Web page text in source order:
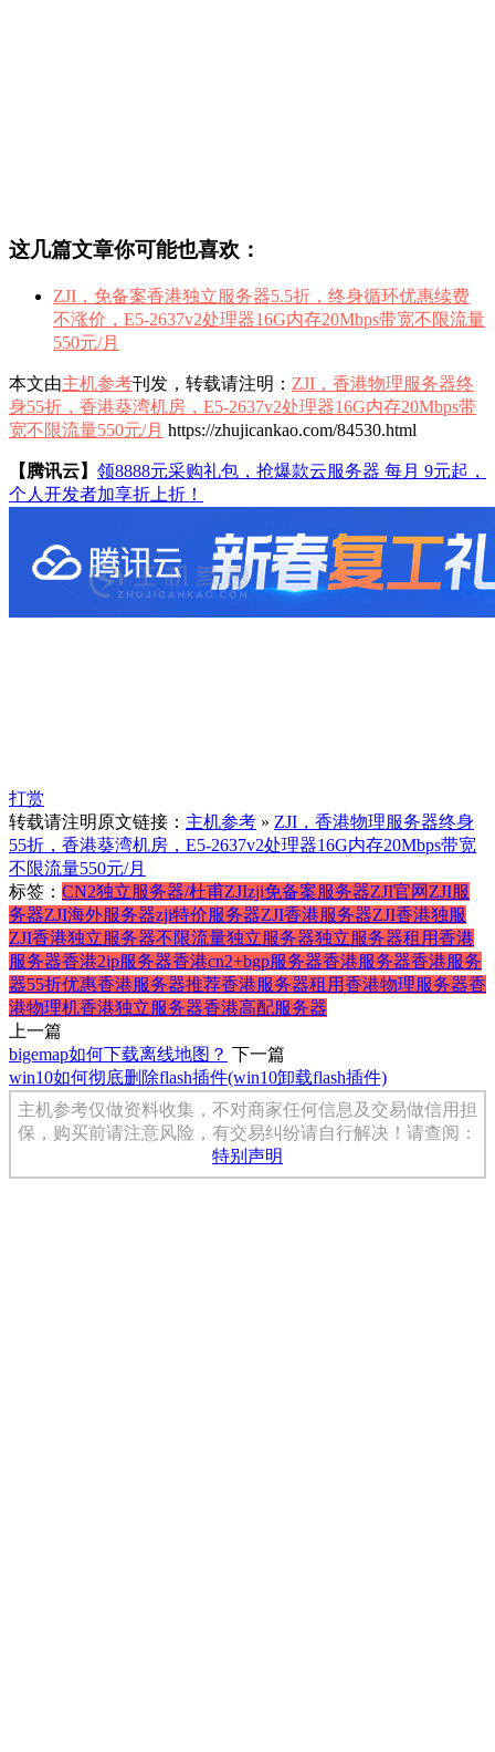
这几篇文章你可能也喜欢：
ZJI，免备案香港独立服务器5.5折，终身循环优惠续费
不涨价，E5-2637v2处理器16G内存20Mbps带宽不限流量
550元/月
本文由主机参考刊发，转载请注明： ZJI，香港物理服务器终
身55折，香港葵湾机房，E5-2637v2处理器16G内存20Mbps带
宽不限流量550元/月 https://zhujicankao.com/84530.html
【腾讯云】 领8888元采购礼包，抢爆款云服务器 每月 9元起，
个人开发者加享折上折！
打赏
转载请注明原文链接： 主机参考 » ZJI，香港物理服务器终身
55折，香港葵湾机房，E5-2637v2处理器16G内存20Mbps带宽
不限流量550元/月
标签： CN2独立服务器/杜甫ZJIzji免备案服务器ZJI官网 ZJI服
务器ZJI海外服务器zji特价服务器ZJI香港服务器ZJI香港独服
ZJI香港独立服务器不限流量独立服务器独立服务器租用香港
服务器香港2ip服务器香港cn2+bgp服务器香港服务器香港服务
器55折优惠香港服务器推荐香港服务器租用香港物理服务器香
港物理机香港独立服务器香港高配服务器
上一篇
bigemap如何下载离线地图？ 下一篇
win10如何彻底删除flash插件(win10卸载flash插件)
主机参考仅做资料收集，不对商家任何信息及交易做信用担
保，购买前请注意风险，有交易纠纷请自行解决！请查阅：
特别声明